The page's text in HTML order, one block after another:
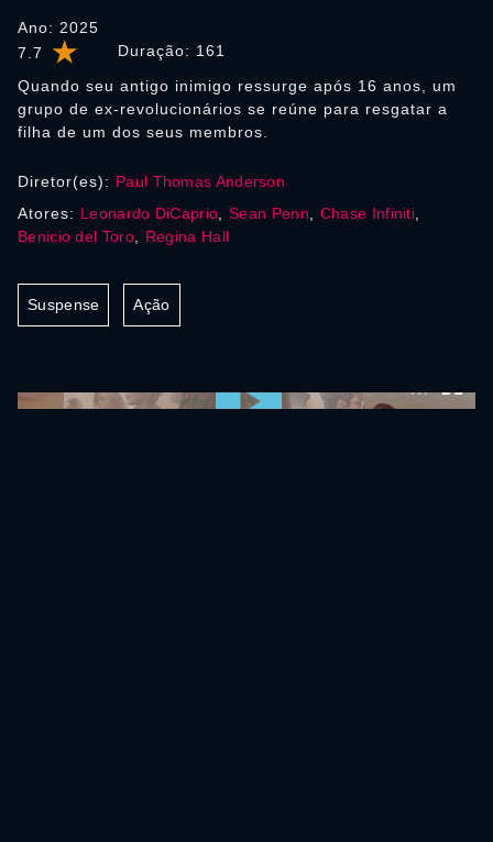
7.7 Duração: 161
Ano: 2025
Quando seu antigo inimigo ressurge após 16 anos, um
grupo de ex-revolucionários se reúne para resgatar a
filha de um dos seus membros.
Diretor(es): Paul Thomas Anderson
Atores: Leonardo DiCaprio ,Sean Penn Chase Infiniti
Benicio del Toro, Regina Hall
Suspense Ação